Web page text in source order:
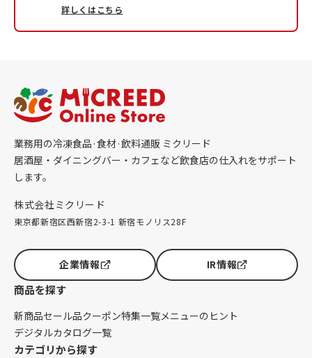
詳しくはこちら
業務用の冷凍食品·食材·飲料通販 ミクリード
居酒屋・ダイニングバー・カフェなど飲食店の仕入れをサポート
します。
株式会社ミクリード
東京都新宿区西新宿2-3-1 新宿モノリス28F
企業情報 IR情報
商品を探す
新商品セール品クーポン特集一覧メニューのヒント
デジタルカタログ一覧
カテゴリから探す